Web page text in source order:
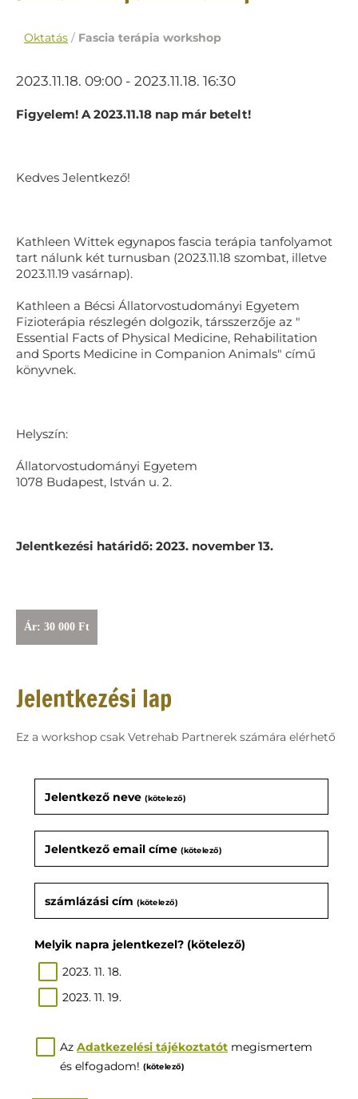
Oktatás / Fascia terápia workshop
Ár: 30 000 Ft
2023.11.18. 09:00 - 2023.11.18. 16:30
Figyelem! A 2023.11.18 nap már betelt!
Kedves Jelentkező!
Kathleen Wittek egynapos fascia terápia tanfolyamot
tart nálunk két turnusban (2023.11.18 szombat, illetve
2023.11.19 vasárnap).
Kathleen a Bécsi Állatorvostudományi Egyetem
Fizioterápia részlegén dolgozik, társszerzője az "
Essential Facts of Physical Medicine, Rehabilitation
and Sports Medicine in Companion Animals" című
könyvnek.
Helyszín:
Állatorvostudományi Egyetem
1078 Budapest, István u. 2.
Jelentkezési határidő: 2023. november 13.
Jelentkezési lap
Ez a workshop csak Vetrehab Partnerek számára elérhető
Jelentkező neve (kötelező)
Jelentkező email címe (kötelező)
számlázási cím (kötelező)
Melyik napra jelentkezel? (kötelező)
2023. 11. 18.
2023. 11. 19.
Az Adatkezelési tájékoztatót megismertem
és elfogadom! (kötelező)